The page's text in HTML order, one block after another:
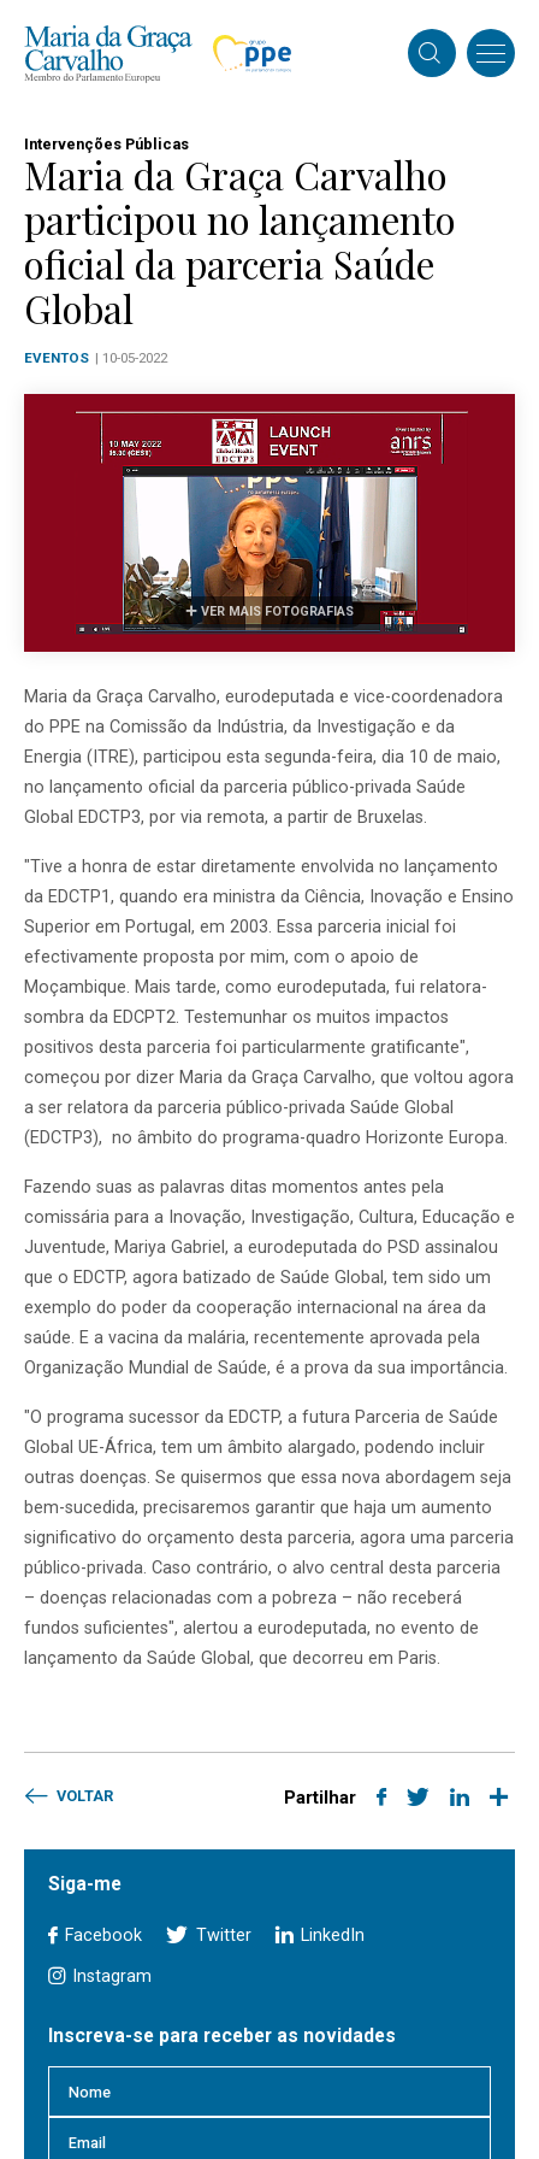
Intervenções Públicas
Maria da Graça Carvalho
participou no lançamento
oficial da parceria Saúde
Global
EVENTOS | 10-05-2022
VER MAIS FOTOGRAFIAS
Maria da Graça Carvalho, eurodeputada e vice-coordenadora
do PPE na Comissão da Indústria, da Investigação e da
Energia (ITRE), participou esta segunda-feira, dia 10 de maio,
no lançamento oficial da parceria público-privada Saúde
Global EDCTP3, por via remota, a partir de Bruxelas.
"Tive a honra de estar diretamente envolvida no lançamento
da EDCTP1, quando era ministra da Ciência, Inovação e Ensino
Superior em Portugal, em 2003. Essa parceria inicial foi
efectivamente proposta por mim, com o apoio de
Moçambique. Mais tarde, como eurodeputada, fui relatora-
sombra da EDCPT2. Testemunhar os muitos impactos
positivos desta parceria foi particularmente gratificante",
começou por dizer Maria da Graça Carvalho, que voltou agora
a ser relatora da parceria público-privada Saúde Global
(EDCTP3), no âmbito do programa-quadro Horizonte Europa.
Fazendo suas as palavras ditas momentos antes pela
comissária para a Inovação, Investigação, Cultura, Educação e
Juventude, Mariya Gabriel, a eurodeputada do PSD assinalou
que o EDCTP, agora batizado de Saúde Global, tem sido um
exemplo do poder da cooperação internacional na área da
saúde. E a vacina da malária, recentemente aprovada pela
Organização Mundial de Saúde, é a prova da sua importância.
"O programa sucessor da EDCTP, a futura Parceria de Saúde
Global UE-África, tem um âmbito alargado, podendo incluir
outras doenças. Se quisermos que essa nova abordagem seja
bem-sucedida, precisaremos garantir que haja um aumento
significativo do orçamento desta parceria, agora uma parceria
público-privada. Caso contrário, o alvo central desta parceria
– doenças relacionadas com a pobreza – não receberá
fundos suficientes", alertou a eurodeputada, no evento de
lançamento da Saúde Global, que decorreu em Paris.
VOLTAR Partilhar
Siga-me
Facebook Twitter LinkedIn
Instagram
Inscreva-se para receber as novidades